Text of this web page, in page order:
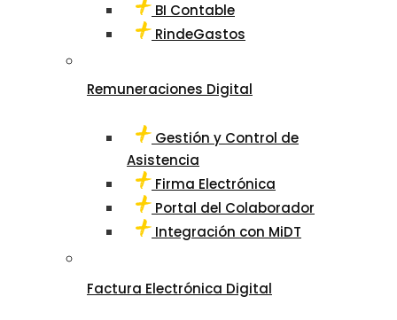
BI Contable
RindeGastos
Remuneraciones Digital
Gestión y Control de
Asistencia
Firma Electrónica
Portal del Colaborador
Integración con MiDT
Factura Electrónica Digital